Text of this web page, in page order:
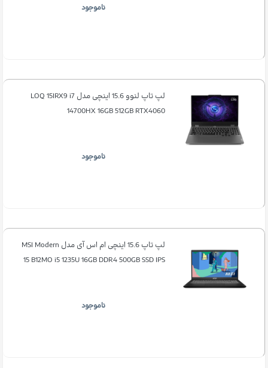
ناموجود
لپ تاپ لنوو 15.6 اینچی مدل LOQ 15IRX9 i7
14700HX 16GB 512GB RTX4060
ناموجود
لپ تاپ 15.6 اینچی ام اس آی مدل MSI Modern
15 B12MO i5 1235U 16GB DDR4 500GB SSD IPS
ناموجود